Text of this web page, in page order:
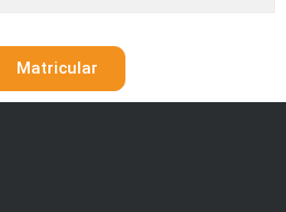
Matricular